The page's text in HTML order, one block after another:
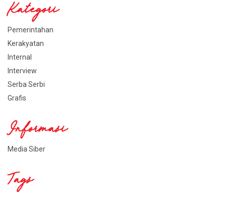
Kategori
Pemerintahan
Kerakyatan
Internal
Interview
Serba Serbi
Grafis
Informasi
Media Siber
Tags